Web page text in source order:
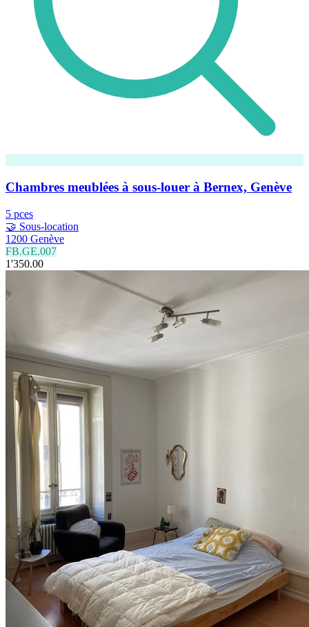
Chambres meublées à sous-louer à Bernex, Genève
5 pces
🤝 Sous-location
1200 Genève
FB.GE.007
1'350.00